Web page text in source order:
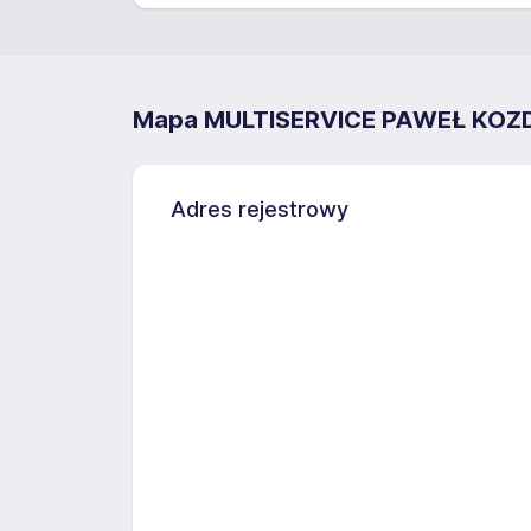
Mapa MULTISERVICE PAWEŁ
Adres rejestrowy